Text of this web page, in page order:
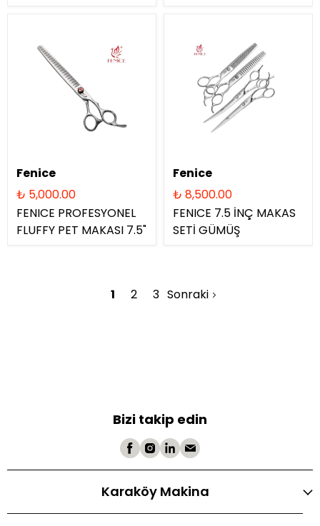
Fenice
₺ 5,000.00
FENICE PROFESYONEL
FLUFFY PET MAKASI 7.5"
Fenice
₺ 8,500.00
FENICE 7.5 İNÇ MAKAS
SETİ GÜMÜŞ
1 2 3 Sonraki
Bizi takip edin
Karaköy Makina